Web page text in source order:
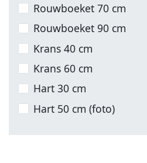
Rouwboeket 70 cm
Rouwboeket 90 cm
Krans 40 cm
Krans 60 cm
Hart 30 cm
Hart 50 cm (foto)